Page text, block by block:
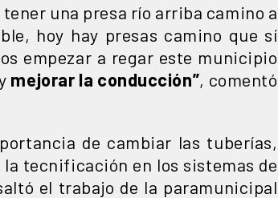
una presa río arriba camino a
hoy hay presas camino que sí
empezar a regar este municipio
mejorar la conducción”, comentó
de cambiar las tuberías,
tecnificación en los sistemas de
el trabajo de la paramunicipal